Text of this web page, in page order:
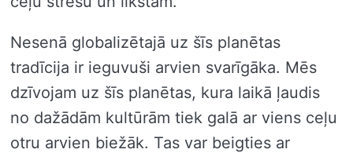
Nesenā globalizētajā uz šīs planētas
tradīcija ir ieguvuši arvien svarīgāka. Mēs
dzīvojam uz šīs planētas, kura laikā ļaudis
no dažādām kultūrām tiek galā ar viens ceļu
otru arvien biežāk. Tas var beigties ar